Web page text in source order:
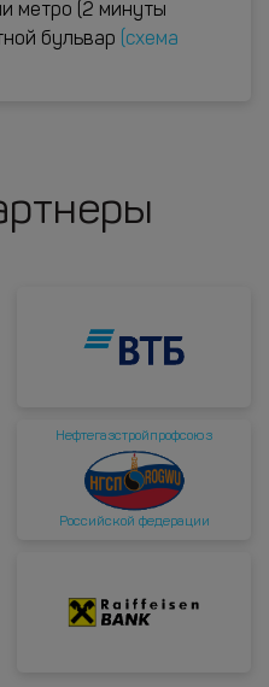
метро (2 минуты
бульвар
(схема
Нефтегазстройпрофсоюз
Российской федерации